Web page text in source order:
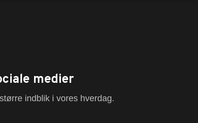
medier
indblik i vores hverdag.